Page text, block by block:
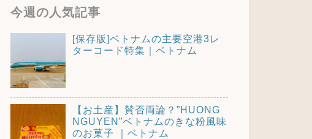
今週の人気記事
[保存版]ベトナムの主要空港3レ
ターコード特集｜ベトナム
【お土産】賛否両論？”HUONG
NGUYEN”ベトナムのきな粉風味
のお菓子 ｜ベトナム